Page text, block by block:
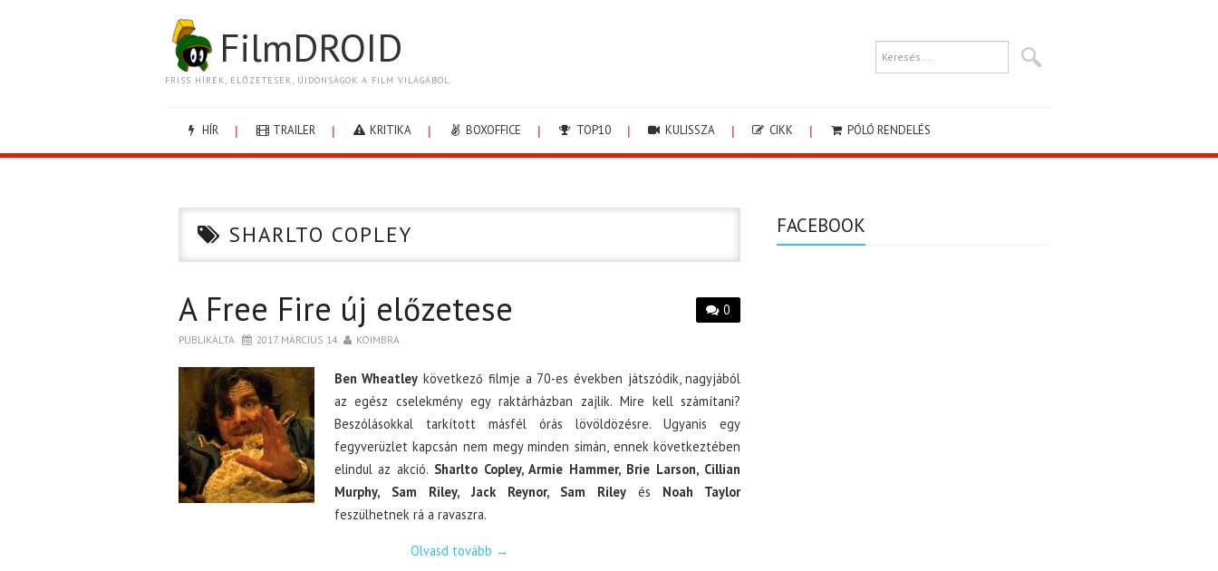
FilmDROID
FRISS HÍREK, ELŐZETESEK, ÚJDONSÁGOK A FILM VILÁGÁBÓL.
HÍR TRAILER KRITIKA BOXOFFICE TOP10 KULISSZA CIKK PÓLÓ RENDELÉS
SHARLTO COPLEY
0
A Free Fire új előzetese
PUBLIKÁLTA 2017. MÁRCIUS 14. KOIMBRA
Ben Wheatley következő filmje a 70-es években játszódik, nagyjából
az egész cselekmény egy raktárházban zajlik. Mire kell számítani?
Beszólásokkal tarkított másfél órás lövöldözésre. Ugyanis egy
fegyverüzlet kapcsán nem megy minden simán, ennek következtében
elindul az akció. Sharlto Copley, Armie Hammer, Brie Larson, Cillian
Murphy, Sam Riley, Jack Reynor, Sam Riley és Noah Taylor
feszülhetnek rá a ravaszra.
Olvasd tovább →
FACEBOOK